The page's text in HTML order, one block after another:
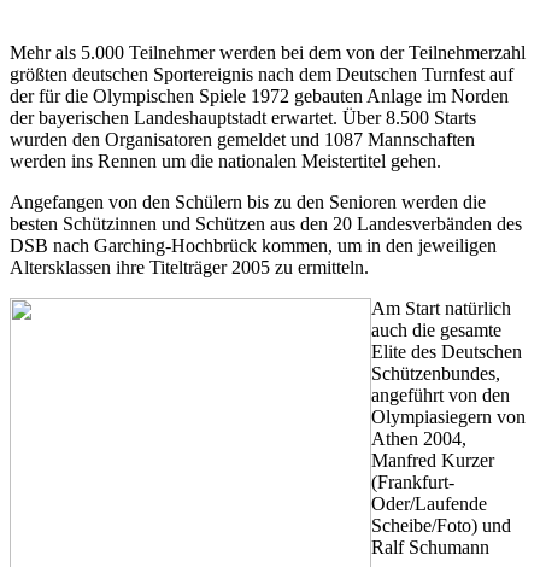
Mehr als 5.000 Teilnehmer werden bei dem von der Teilnehmerzahl
größten deutschen Sportereignis nach dem Deutschen Turnfest auf
der für die Olympischen Spiele 1972 gebauten Anlage im Norden
der bayerischen Landeshauptstadt erwartet. Über 8.500 Starts
wurden den Organisatoren gemeldet und 1087 Mannschaften
werden ins Rennen um die nationalen Meistertitel gehen.
Angefangen von den Schülern bis zu den Senioren werden die
besten Schützinnen und Schützen aus den 20 Landesverbänden des
DSB nach Garching-Hochbrück kommen, um in den jeweiligen
Altersklassen ihre Titelträger 2005 zu ermitteln.
Am Start natürlich
auch die gesamte
Elite des Deutschen
Schützenbundes,
angeführt von den
Olympiasiegern von
Athen 2004,
Manfred Kurzer
(Frankfurt-
Oder/Laufende
Scheibe/Foto) und
Ralf Schumann